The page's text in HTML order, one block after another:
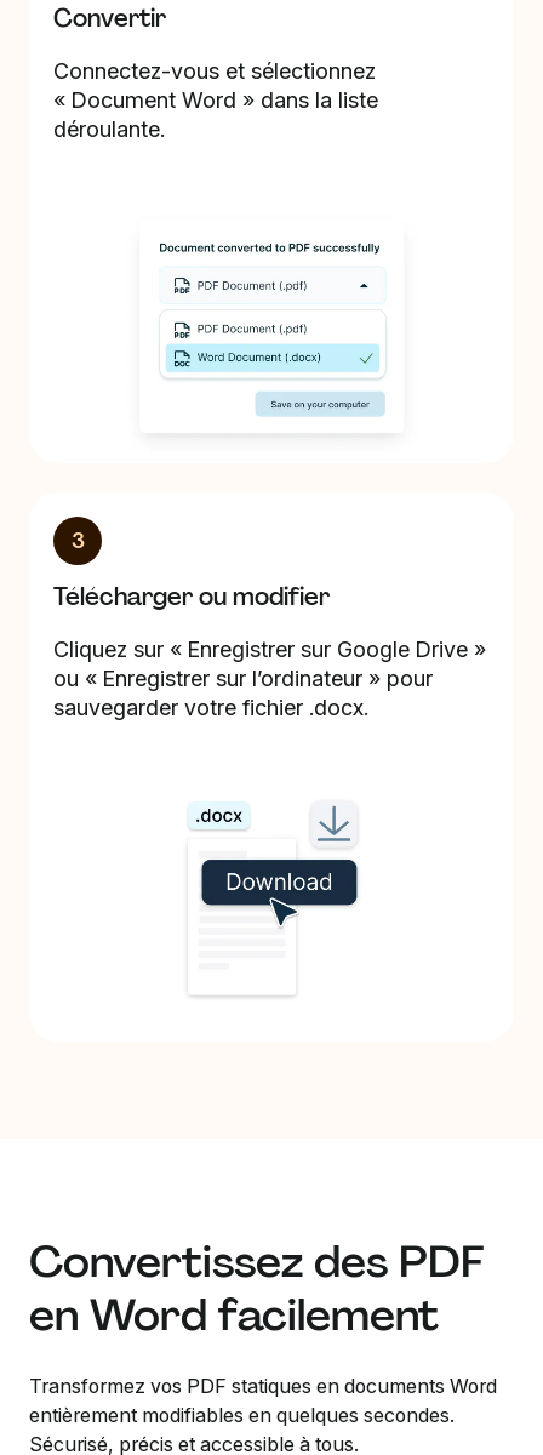
Convertir
Connectez-vous et sélectionnez
« Document Word » dans la liste
déroulante.
3
Télécharger ou modifier
Cliquez sur « Enregistrer sur Google Drive »
ou « Enregistrer sur l’ordinateur » pour
sauvegarder votre fichier .docx.
Convertissez des PDF
en Word facilement
Transformez vos PDF statiques en documents Word
entièrement modifiables en quelques secondes.
Sécurisé, précis et accessible à tous.